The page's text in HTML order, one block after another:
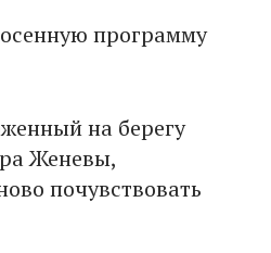
программу
на берегу
Женевы,
почувствовать